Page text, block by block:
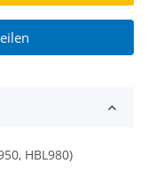
HBL980)